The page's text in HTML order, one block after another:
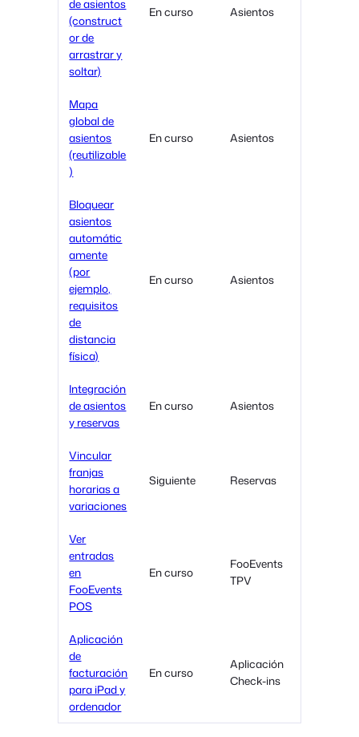
de asientos
(construct
or de
arrastrar y
soltar)
En curso Asientos
Mapa
global de
asientos
(reutilizable
)
En curso Asientos
Bloquear
asientos
automátic
amente
(por
ejemplo,
requisitos
de
distancia
física)
En curso Asientos
Integración
de asientos
y reservas
En curso Asientos
Vincular
franjas
horarias a
variaciones
Siguiente Reservas
Ver
entradas
en
FooEvents
POS
En curso
FooEvents
TPV
Aplicación
de
facturación
para iPad y
ordenador
En curso
Aplicación
Check-ins